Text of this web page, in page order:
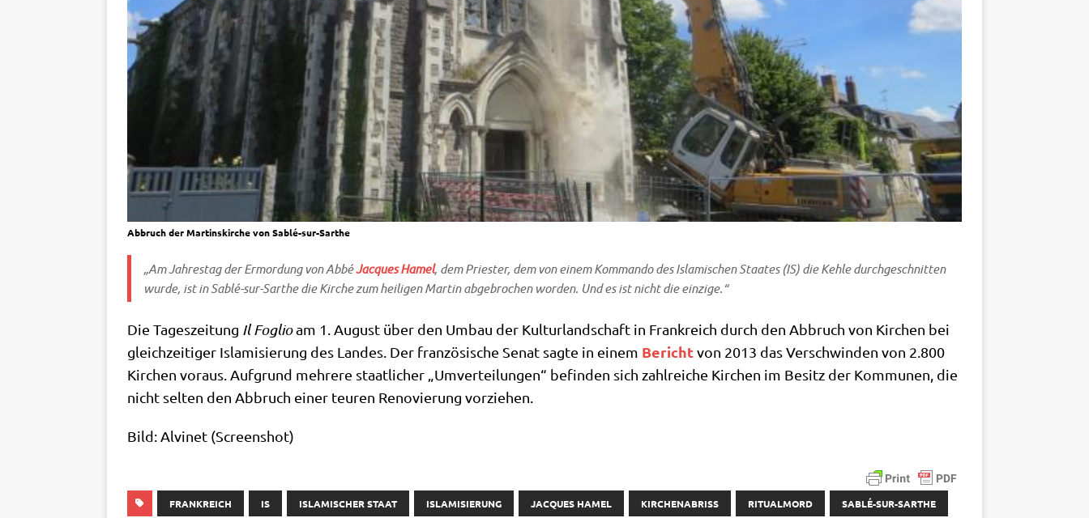
Abbruch der Martinskirche von Sablé-sur-Sarthe
„Am Jah­res­tag der Ermor­dung von AbbéJac­ques Hamel, dem Prie­ster, dem von einem Kom­man­do desIsla­mi­schen Staa­tes(IS) die Keh­le durch­ge­schnit­ten
wur­de, ist in Sab­lé-sur-Sar­the die Kir­che zum hei­li­gen Mar­tin abge­bro­chen wor­den. Und es ist nicht die einzige.“
Die Tages­zei­tung Il Foglioam 1. August über den Umbau der Kul­tur­land­schaft in Frank­reich durch den Abbruch von Kir­chen bei
gleich­zei­ti­ger Isla­mi­sie­rung des Lan­des. Der fran­zö­si­sche Senat sag­te in einem Berichtvon 2013 das Ver­schwin­den von 2.800
Kir­chen vor­aus. Auf­grund meh­re­re staat­li­cher „Umver­tei­lun­gen“ befin­den sich zahl­rei­che Kir­chen im Besitz der Kom­mu­nen, die
nicht sel­ten den Abbruch einer teu­ren Reno­vie­rung vorziehen.
Bild: Alvi­net (Screen­shot)
FRANKREICH IS ISLAMISCHER STAAT ISLAMISIERUNG JACQUES HAMEL KIRCHENABRISS RITUALMORD SABLÉ-SUR-SARTHE